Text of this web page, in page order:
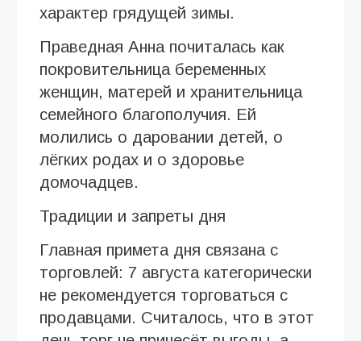
характер грядущей зимы.
Праведная Анна почиталась как
покровительница беременных
женщин, матерей и хранительница
семейного благополучия. Ей
молились о даровании детей, о
лёгких родах и о здоровье
домочадцев.
Традиции и запреты дня
Главная примета дня связана с
торговлей: 7 августа категорически
не рекомендуется торговаться с
продавцами. Считалось, что в этот